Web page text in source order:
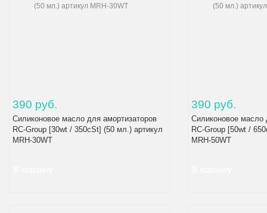
390 руб.
Силиконовое масло для амортизаторов
RC-Group [30wt / 350cSt] (50 мл.) артикул
MRH-30WT
390 руб.
Силиконовое масло
RC-Group [50wt /
MRH-50WT